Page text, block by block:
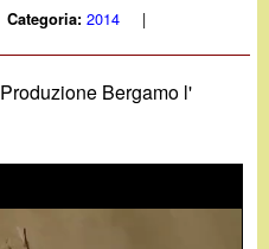
Categoria:2014 |
Bergamo l'